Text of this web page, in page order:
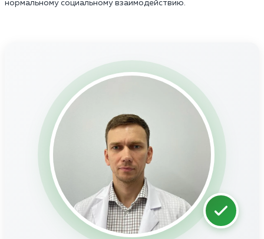
нормальному социальному взаимодействию.